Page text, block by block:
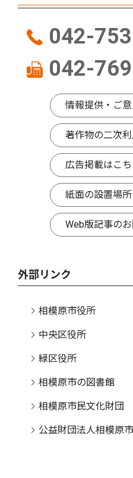
042-
042-
情報提供・ご
著作物の二次
広告掲載はこち
紙面の設置場
Web版記事の
外部リンク
相模原市役所
中央区役所
緑区役所
相模原市の図書館
相模原市民文化財団
公益財団法人相模原